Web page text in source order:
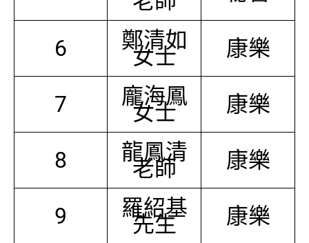
6 鄭清如
女士 康樂
7 龐海鳳
女士 康樂
8 龍鳳清
老師 康樂
9 羅紹基
先生 康樂